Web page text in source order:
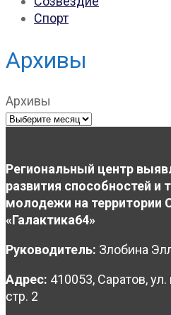
Спорт
Архивы
Архивы
Региональный центр
развития способностей и
молодежи на территории
«Галактика64»
Руководитель: Злобина
Адрес: 410053, Саратов,
стр. 2